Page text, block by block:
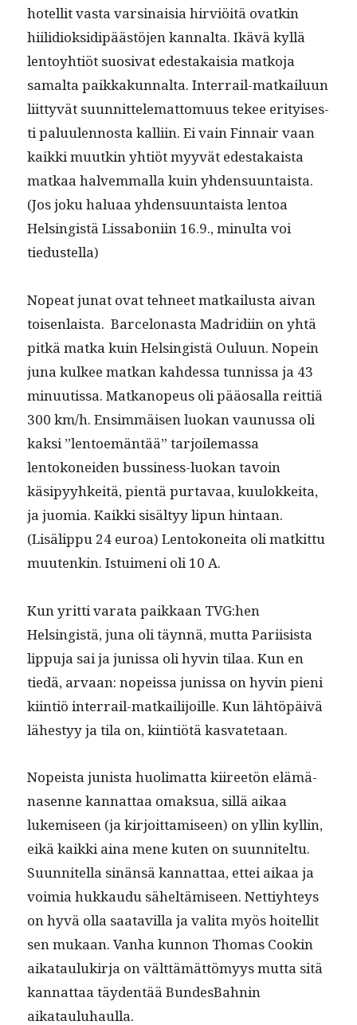
hotel­lit vas­ta varsi­naisia hirviöitä ovatkin
hiilid­iok­sidipäästö­jen kannal­ta. Ikävä kyl­lä
lentoy­htiöt suo­si­vat edestakaisia matko­ja
samal­ta paikkakunnal­ta. Inter­rail-matkailu­un
liit­tyvät suun­nit­telemat­to­muus tekee eri­tyis­es­
ti palu­u­len­nos­ta kalli­in. Ei vain Finnair vaan
kaik­ki muutkin yhtiöt myyvät edestakaista
matkaa halvem­mal­la kuin yhden­su­un­taista.
(Jos joku halu­aa yhden­su­un­taista lentoa
Helsingistä Liss­aboni­in 16.9., min­ul­ta voi
tiedustella)
Nopeat junat ovat tehneet matkailus­ta aivan
toisen­laista. Barcelonas­ta Madridi­in on yhtä
pitkä mat­ka kuin Helsingistä Oulu­un. Nopein
juna kul­kee matkan kahdessa tun­nis­sa ja 43
min­uutis­sa. Matkanopeus oli pääos­al­la reit­tiä
300 km/h. Ensim­mäisen luokan vaunus­sa oli
kak­si ”lentoemän­tää” tar­joile­mas­sa
lentokonei­den bussi­ness-luokan tavoin
käsipyyhkeitä, pien­tä pur­tavaa, kuu­lokkei­ta,
ja juo­mia. Kaik­ki sisäl­tyy lipun hin­taan.
(Lisälip­pu 24 euroa) Lentokonei­ta oli matkit­tu
muutenkin. Istu­imeni oli 10 A.
Kun yrit­ti vara­ta paikkaan TVG:hen
Helsingistä, juna oli täyn­nä, mut­ta Pari­i­sista
lip­pu­ja sai ja junis­sa oli hyvin tilaa. Kun en
tiedä, arvaan: nopeis­sa junis­sa on hyvin pieni
kiin­tiö inter­rail-matkail­i­joille. Kun lähtöpäivä
läh­estyy ja tila on, kiin­tiötä kasvatetaan.
Nopeista junista huoli­mat­ta kiireetön elämä­
nasenne kan­nat­taa omak­sua, sil­lä aikaa
lukemiseen (ja kir­joit­tamiseen) on yllin kyllin,
eikä kaik­ki aina mene kuten on suun­nitel­tu.
Suun­nitel­la sinän­sä kan­nat­taa, ettei aikaa ja
voimia hukkaudu säheltämiseen. Net­tiy­hteys
on hyvä olla saatavil­la ja vali­ta myös hoitel­lit
sen mukaan. Van­ha kun­non Thomas Cookin
aikataulukir­ja on vält­tämät­tömyys mut­ta sitä
kan­nat­taa täy­den­tää Bun­des­Bah­nin
aikatauluhaulla.